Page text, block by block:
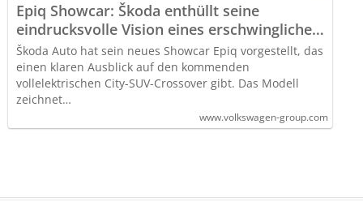
Epiq Showcar: Škoda enthüllt seine
eindrucksvolle Vision eines erschwinglichen
vollelektrischen SUV
Škoda Auto hat sein neues Showcar Epiq vorgestellt, das
einen klaren Ausblick auf den kommenden
vollelektrischen City-SUV-Crossover gibt. Das Modell
zeichnet…
www.volkswagen-group.com